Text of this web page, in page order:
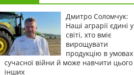
Дмитро Соломчук:
Наші аграрії єдині у
світі, хто вміє
вирощувати
продукцію в умовах
сучасної війни й може навчити цього
інших